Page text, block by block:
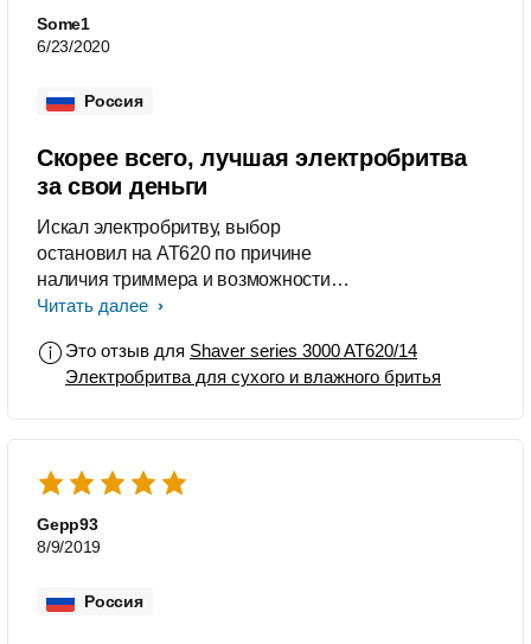
Some1
6/23/2020
Россия
Скорее всего, лучшая электробритва
за свои деньги
Искал электробритву, выбор
остановил на AT620 по причине
наличия триммера и возможности
как сухого, так и влажного бритья. Не
добивать станком приходится
крайне редко. Предпочитаю влажное
бритье без раздражения. Сухое
несколько пожестче, но раздражения
все равно не возникает. Бреюсь
приходится долго возить бритвой по
одному участку. Триммер так же
Читать далее
Это отзыв для Shaver series 3000 AT620/14
Электробритва для сухого и влажного бритья
Gepp93
8/9/2019
Россия